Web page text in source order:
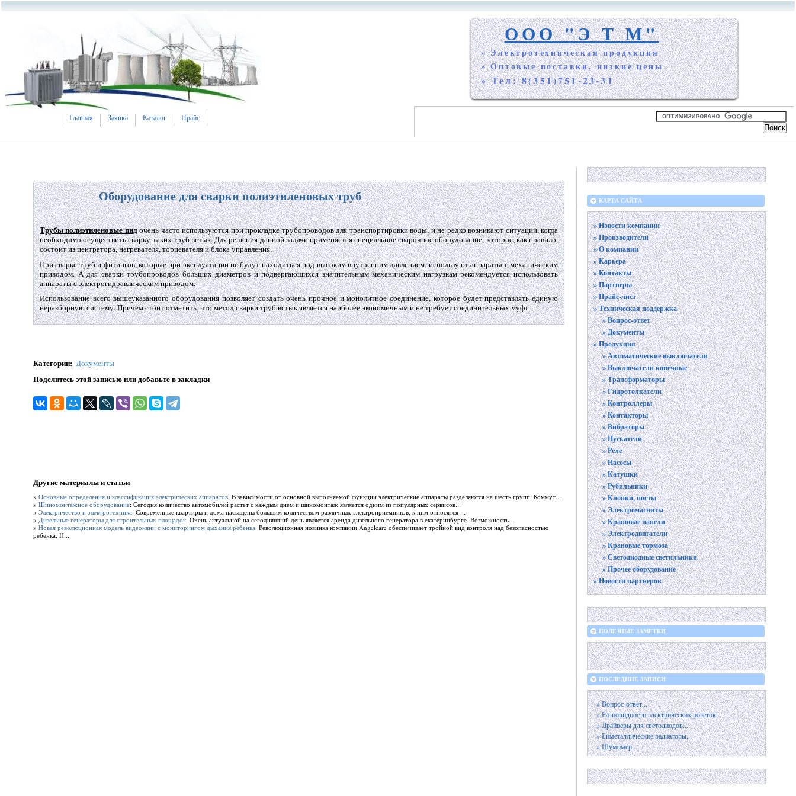
Главная Заявка Каталог Прайс
ООО "Э Т М"
» Электротехническая продукция
» Оптовые поставки, низкие цены
» Тел: 8(351)751-23-31
Оборудование для сварки полиэтиленовых труб
Трубы полиэтиленовые пндочень часто используются при прокладке трубопроводов для транспортировки воды, и не редко возникают ситуации, когда
необходимо осуществить сварку таких труб встык. Для решения данной задачи применяется специальное сварочное оборудование, которое, как правило,
состоит из центратора, нагревателя, торцевателя и блока управления.
При сварке труб и фитингов, которые при эксплуатации не будут находиться под высоким внутренним давлением, используют аппараты с механическим
приводом. А для сварки трубопроводов больших диаметров и подвергающихся значительным механическим нагрузкам рекомендуется использовать
аппараты с электрогидравлическим приводом.
Использование всего вышеуказанного оборудования позволяет создать очень прочное и монолитное соединение, которое будет представлять единую
неразборную систему. Причем стоит отметить, что метод сварки труб встык является наиболее экономичным и не требует соединительных муфт.
Категории: Документы
Поделитесь этой записью или добавьте в закладки
Другие материалы и статьи
» Основные определения и классификация электрических аппаратов: В зависимости от основной выполняемой функции электрические аппараты разделяются на шесть групп: Коммут...
» Шиномонтажное оборудование: Сегодня количество автомобилей растет с каждым днем и шиномонтаж является одним из популярных сервисов...
» Электричество и электротехника: Современные квартиры и дома насыщены большим количеством различных электроприемников, к ним относятся ...
» Дизельные генераторы для строительных площадок: Очень актуальной на сегодняшний день является аренда дизельного генератора в екатеринбурге. Возможность...
» Новая революционная модель видеоняни с мониторингом дыхания ребенка: Революционная новинка компании Angelcare обеспечивает тройной вид контроля над безопасностью
ребенка. Н...
КАРТА САЙТА
» Новости компании
» Производители
» О компании
» Карьера
» Контакты
» Партнеры
» Прайс-лист
» Техническая поддержка
» Вопрос-ответ
» Документы
» Продукция
» Автоматические выключатели
» Выключатели конечные
» Трансформаторы
» Гидротолкатели
» Контроллеры
» Контакторы
» Вибраторы
» Пускатели
» Реле
» Насосы
» Катушки
» Рубильники
» Кнопки, посты
» Электромагниты
» Крановые панели
» Электродвигатели
» Крановые тормоза
» Светодиодные светильники
» Прочее оборудование
» Новости партнеров
ПОЛЕЗНЫЕ ЗАМЕТКИ
ПОСЛЕДНИЕ ЗАПИСИ
» Вопрос-ответ...
» Разновидности электрических розеток...
» Драйверы для светодиодов...
» Биметаллические радиаторы...
» Шумомер...